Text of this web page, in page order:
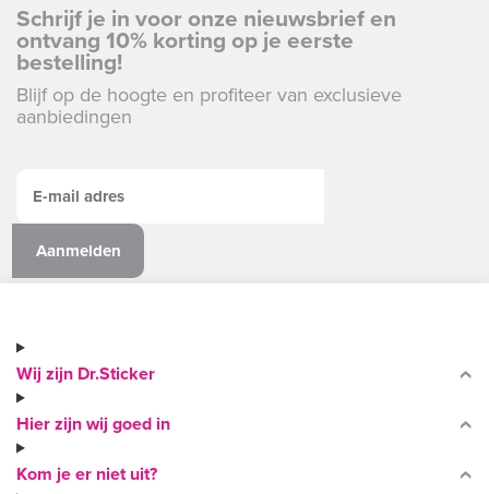
Schrijf je in voor onze nieuwsbrief en
ontvang 10% korting op je eerste
bestelling!
Blijf op de hoogte en profiteer van exclusieve
aanbiedingen
Wij zijn Dr.Sticker
Hier zijn wij goed in
Kom je er niet uit?